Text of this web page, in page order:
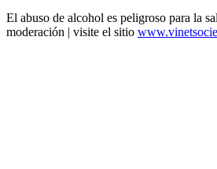
El abuso de alcohol es peligroso para la
moderación | visite el sitio